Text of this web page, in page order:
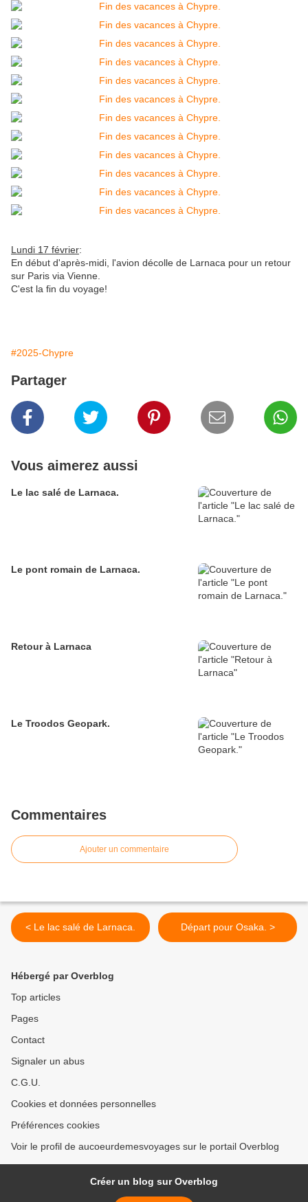
Lundi 17 février:
En début d'après-midi, l'avion décolle de Larnaca pour un retour
sur Paris via Vienne.
C'est la fin du voyage!
#2025-Chypre
Partager
Vous aimerez aussi
Le lac salé de Larnaca.
Le pont romain de Larnaca.
Retour à Larnaca
Le Troodos Geopark.
Commentaires
Ajouter un commentaire
< Le lac salé de Larnaca. Départ pour Osaka. >
Hébergé par Overblog
Top articles
Pages
Contact
Signaler un abus
C.G.U.
Cookies et données personnelles
Préférences cookies
Voir le profil de aucoeurdemesvoyages sur le portail Overblog
Créer un blog sur Overblog